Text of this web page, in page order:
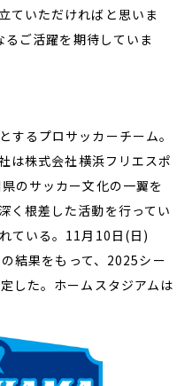
ていただければと思いま
ご活躍を期待していま
するプロサッカーチーム。
は株式会社横浜フリエスポ
のサッカー文化の一翼を
く根差した活動を行ってい
ている。11月10日(日)
結果をもって、2025シー
した。ホームスタジアムは